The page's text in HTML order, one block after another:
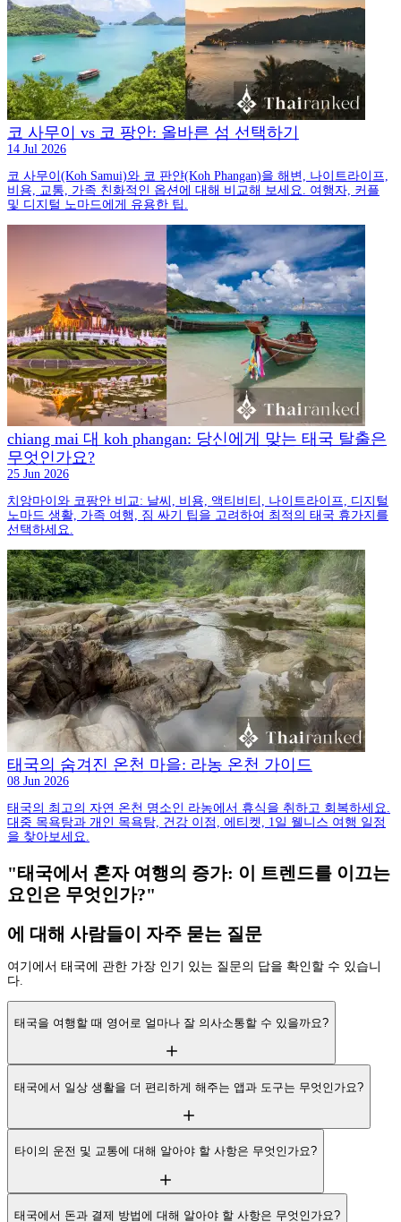
코 사무이 vs 코 팡안: 올바른 섬 선택하기
14 Jul 2026
코 사무이(Koh Samui)와 코 판얀(Koh Phangan)을 해변, 나이트라이프,
비용, 교통, 가족 친화적인 옵션에 대해 비교해 보세요. 여행자, 커플
및 디지털 노마드에게 유용한 팁.
chiang mai 대 koh phangan: 당신에게 맞는 태국 탈출은
무엇인가요?
25 Jun 2026
치앙마이와 코팡안 비교: 날씨, 비용, 액티비티, 나이트라이프, 디지털
노마드 생활, 가족 여행, 짐 싸기 팁을 고려하여 최적의 태국 휴가지를
선택하세요.
태국의 숨겨진 온천 마을: 라농 온천 가이드
08 Jun 2026
태국의 최고의 자연 온천 명소인 라농에서 휴식을 취하고 회복하세요.
대중 목욕탕과 개인 목욕탕, 건강 이점, 에티켓, 1일 웰니스 여행 일정
을 찾아보세요.
"태국에서 혼자 여행의 증가: 이 트렌드를 이끄는
요인은 무엇인가?"
에 대해 사람들이 자주 묻는 질문
여기에서 태국에 관한 가장 인기 있는 질문의 답을 확인할 수 있습니
다.
태국을 여행할 때 영어로 얼마나 잘 의사소통할 수 있을까요?
태국에서 일상 생활을 더 편리하게 해주는 앱과 도구는 무엇인가요?
타이의 운전 및 교통에 대해 알아야 할 사항은 무엇인가요?
태국에서 돈과 결제 방법에 대해 알아야 할 사항은 무엇인가요?